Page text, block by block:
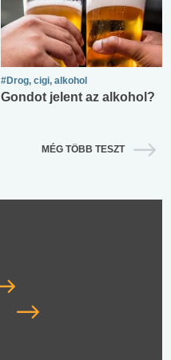
#Drog, cigi, alkohol
Gondot jelent az alkohol?
MÉG TÖBB TESZT